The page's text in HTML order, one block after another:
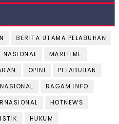
BERITA UTAMA PELABUHAN
NASIONAL
MARITIME
OPINI
PELABUHAN
RAGAM INFO
HOTNEWS
HUKUM